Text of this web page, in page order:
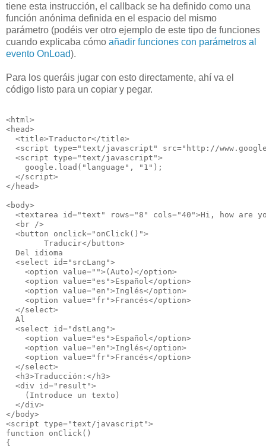
tiene esta instrucción, el callback se ha definido como una
función anónima definida en el espacio del mismo
parámetro (podéis ver otro ejemplo de este tipo de funciones
cuando explicaba cómo añadir funciones con parámetros al
evento OnLoad).
Para los queráis jugar con esto directamente, ahí va el
código listo para un copiar y pegar.
<html>
<head>
  <title>Traductor</title>
<script type="text/javascript" src="http://
  <script type="text/javascript">
    google.load("language", "1");
  </script>
</head>
<body>
<textarea id="text" rows="8" cols="40">Hi, how are
  <br />
  <button onclick="onClick()">
        Traducir</button>
  Del idioma
  <select id="srcLang">
    <option value="">(Auto)</option>
    <option value="es">Español</option>
    <option value="en">Inglés</option>
    <option value="fr">Francés</option>
  </select>
  Al
  <select id="dstLang">
    <option value="es">Español</option>
    <option value="en">Inglés</option>
    <option value="fr">Francés</option>
  </select>
  <h3>Traducción:</h3>
  <div id="result">
    (Introduce un texto)
  </div>
</body>
<script type="text/javascript">
function onClick()
{